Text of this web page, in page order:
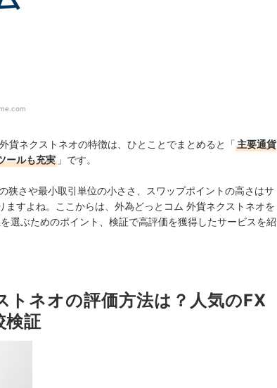
貨ネクストネオの特徴は、ひとことでまとめると「主要通貨
ールも充実 」です。
狭さや最小取引単位の小ささ、スワップポイントの高さはサ
すよね。ここからは、外為どっとコム 外貨ネクストネオを
選ぶためのポイント、検証で高評価を獲得したサービスを紹
トネオの評価方法は？人気のFX
検証